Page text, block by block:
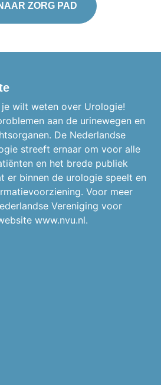
ZORG PAD
wilt weten over Urologie!
aan de urinewegen en
De Nederlandse
streeft ernaar om voor alle
en het brede publiek
er binnen de urologie speelt en
Voor meer
Vereniging voor
www.nvu.nl.